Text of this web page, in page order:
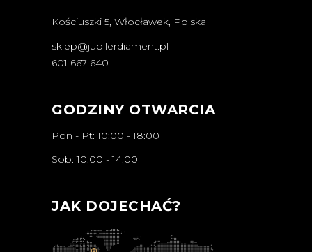
Kościuszki 5, Włocławek, Polska
sklep@jubilerdiament.pl
601 667 640
GODZINY OTWARCIA
Pon - Pt: 10:00 - 18:00
Sob: 10:00 - 14:00
JAK DOJECHAĆ?